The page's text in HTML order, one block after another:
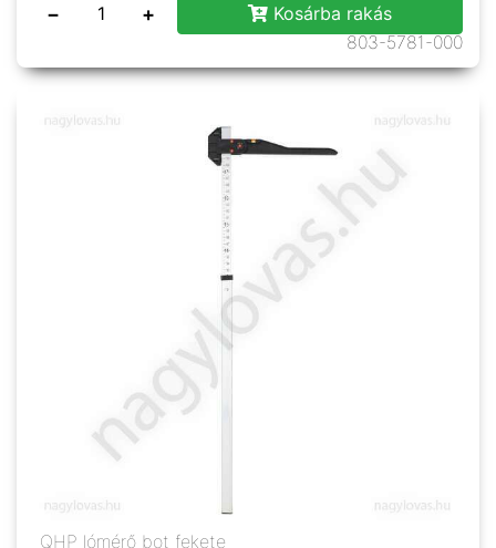
− +
Kosárba rakás
803-5781-000
QHP lómérő bot fekete